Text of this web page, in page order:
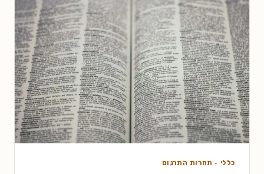
כללי · תחרות התרגום